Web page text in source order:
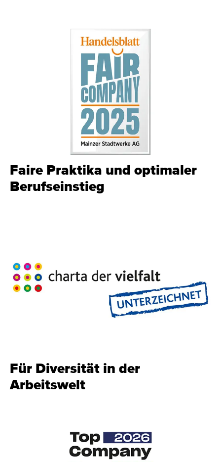
Faire Praktika und optimaler
Berufseinstieg
Für Diversität in der
Arbeitswelt